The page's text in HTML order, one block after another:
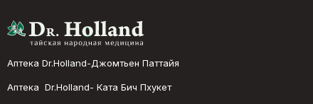
Аптека Dr.Holland-Джомтьен Паттайя
Аптека Dr.Holland- Ката Бич Пхукет